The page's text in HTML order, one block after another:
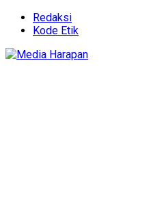
Redaksi
Kode Etik